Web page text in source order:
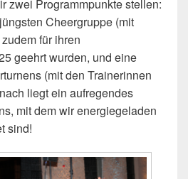
zwei Programmpunkte stellen:
Cheergruppe (mit
für ihren
geehrt wurden, und eine
(mit den Trainerinnen
liegt ein aufregendes
mit dem wir energiegeladen
sind!